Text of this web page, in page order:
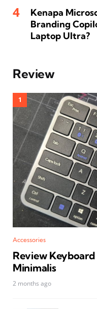
Kenapa
Branding
Laptop Ultra?
Review
Accessories
Review Keyboard
Minimalis
2 months ago